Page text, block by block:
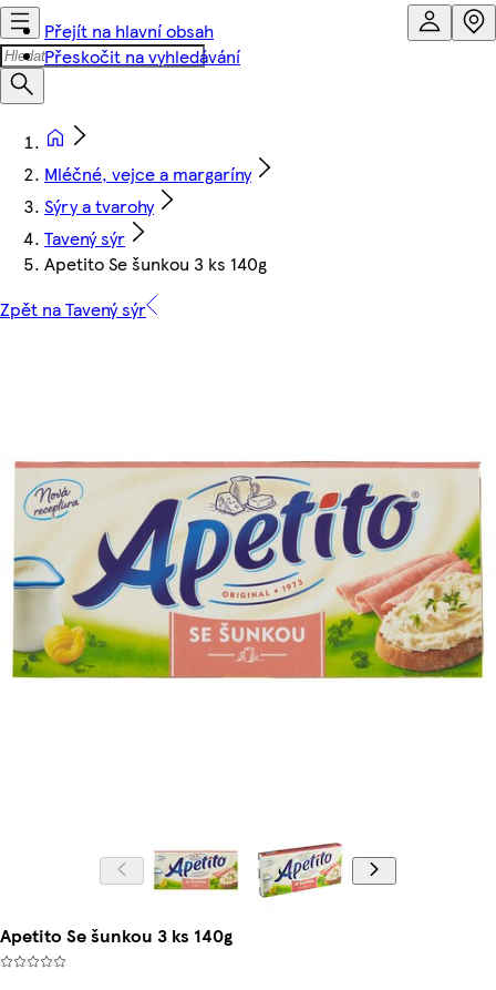
Přejít na hlavní obsah
Přeskočit na vyhledávání
Mléčné, vejce a margaríny
Sýry a tvarohy
Tavený sýr
Apetito Se šunkou 3 ks 140g
Zpět na Tavený sýr
Apetito Se šunkou 3 ks 140g